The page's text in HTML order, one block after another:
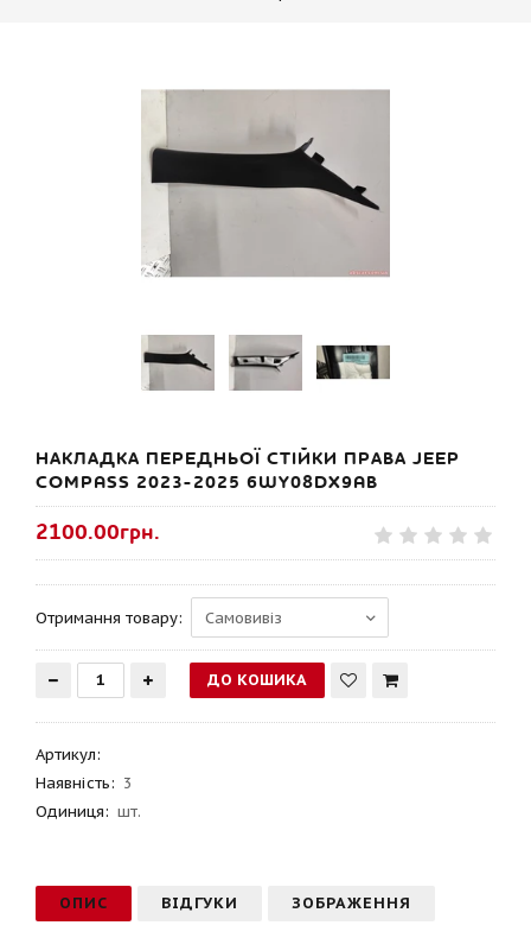
НАКЛАДКА ПЕРЕДНЬОЇ СТІЙКИ ПРАВА JEEP
COMPASS 2023-2025 6WY08DX9AB
2100.00грн.
Отримання товару:
Артикул:
Наявність: 3
Одиниця: шт.
ОПИС ВІДГУКИ ЗОБРАЖЕННЯ